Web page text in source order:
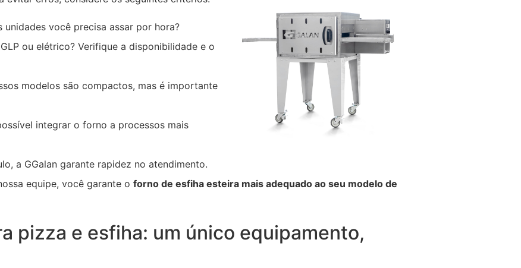
unidades você precisa assar por hora?
ou elétrico? Verifique a disponibilidade e o
modelos são compactos, mas é importante
integrar o forno a processos mais
a GGalan garante rapidez no atendimento.
equipe, você garante o forno de esfiha esteira mais adequado ao seu modelo de
pizza e esfiha: um único equipamento,